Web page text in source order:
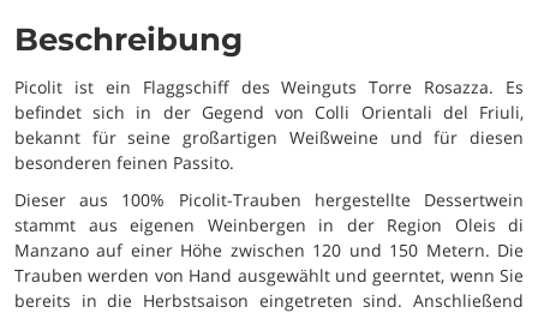
Beschreibung
Picolit ist ein Flaggschiff des Weinguts Torre Rosazza. Es
befindet sich in der Gegend von Colli Orientali del Friuli,
bekannt für seine großartigen Weißweine und für diesen
besonderen feinen Passito.
Dieser aus 100% Picolit-Trauben hergestellte Dessertwein
stammt aus eigenen Weinbergen in der Region Oleis di
Manzano auf einer Höhe zwischen 120 und 150 Metern. Die
Trauben werden von Hand ausgewählt und geerntet, wenn Sie
bereits in die Herbstsaison eingetreten sind. Anschließend